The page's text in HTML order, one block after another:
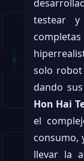
testear y
solo robot
dando
Hon Hai
el
llevar la